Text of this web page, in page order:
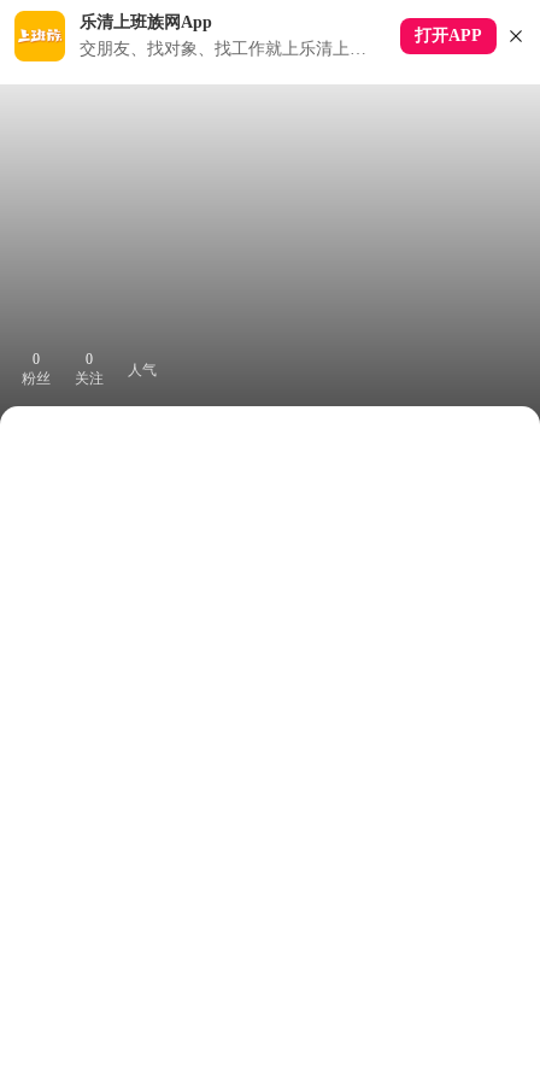
乐清上班族网App
交朋友、找对象、找工作就上乐清上班族APP
打开APP
0
粉丝
0
关注
人气
下拉刷新